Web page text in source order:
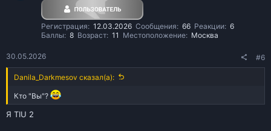
Регистрация 12.03.2026 Сообщения 66 Реакции 6
Баллы
8 Возраст 11 Местоположение Москва
30.05.2026 #6
Danila_Darkmesov сказал(а):
Кто "Вы"?
Я TIU 2